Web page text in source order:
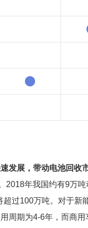
发展，带动电池回收
2018年我国约有9万
过100万吨。对于
周期为4-6年，而商